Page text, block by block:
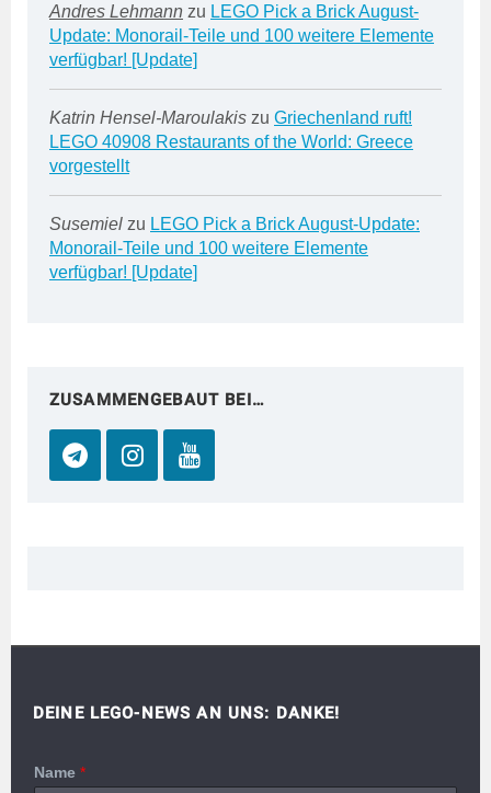
Andres Lehmann zu LEGO Pick a Brick August-
Update: Monorail-Teile und 100 weitere Elemente
verfügbar! [Update]
Katrin Hensel-Maroulakis zu Griechenland ruft!
LEGO 40908 Restaurants of the World: Greece
vorgestellt
Susemiel zu LEGO Pick a Brick August-Update:
Monorail-Teile und 100 weitere Elemente
verfügbar! [Update]
ZUSAMMENGEBAUT BEI…
DEINE LEGO-NEWS AN UNS: DANKE!
Name *